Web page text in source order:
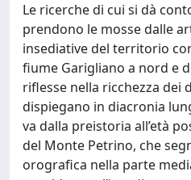
Le ricerche di cui si dà
prendono le mosse dalle
insediative del territorio
fiume Garigliano a nord e
riflesse nella ricchezza dei
dispiegano in diacronia
va dalla preistoria all’età
del Monte Petrino, che
orografica nella parte